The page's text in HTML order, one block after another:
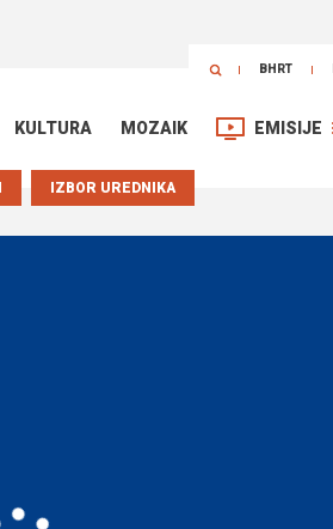
KULTURA MOZAIK EMISIJE
IZBOR UREDNIKA
BHRT